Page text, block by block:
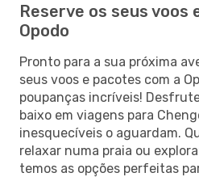
Reserve os seus voos
Opodo
Pronto para a sua próxima
seus voos e pacotes com a
poupanças incríveis!
baixo em viagens para
inesquecíveis o aguardam.
relaxar numa praia ou
temos as opções perfeitas